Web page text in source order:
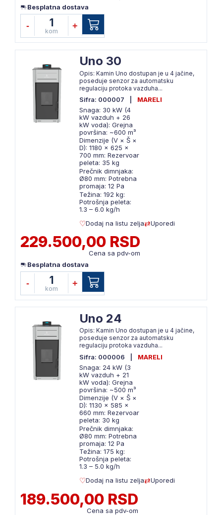
Besplatna dostava
- 1
kom
+
Uno 30
Opis: Kamin Uno dostupan je u 4 jačine,
poseduje senzor za automatsku
regulaciju protoka vazduha...
Sifra: 000007
MARELI
Snaga: 30 kW (4
kW vazduh + 26
kW voda): Grejna
površina: ~600 m³
Dimenzije (V × Š ×
D): 1180 × 625 ×
700 mm: Rezervoar
peleta: 35 kg
Prečnik dimnjaka:
Ø80 mm: Potrebna
promaja: 12 Pa
Težina: 192 kg:
Potrošnja peleta:
1.3 – 6.0 kg/h
Dodaj na listu zelja
Uporedi
229.500,00 RSD
Cena sa pdv-om
Besplatna dostava
- 1
kom
+
Uno 24
Opis: Kamin Uno dostupan je u 4 jačine,
poseduje senzor za automatsku
regulaciju protoka vazduha...
Sifra: 000006
MARELI
Snaga: 24 kW (3
kW vazduh + 21
kW voda): Grejna
površina: ~500 m³
Dimenzije (V × Š ×
D): 1130 × 585 ×
660 mm: Rezervoar
peleta: 30 kg
Prečnik dimnjaka:
Ø80 mm: Potrebna
promaja: 12 Pa
Težina: 175 kg:
Potrošnja peleta:
1.3 – 5.0 kg/h
Dodaj na listu zelja
Uporedi
189.500,00 RSD
Cena sa pdv-om